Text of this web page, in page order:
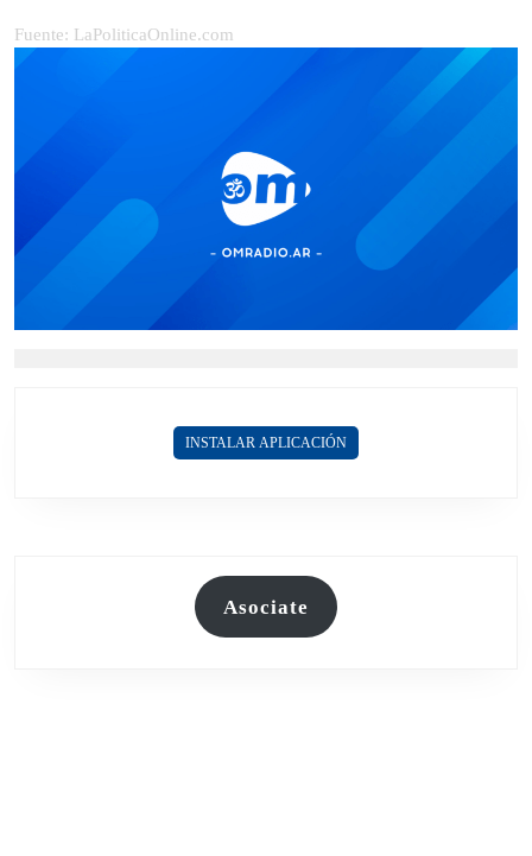
Fuente: LaPoliticaOnline.com
INSTALAR APLICACIÓN
Asociate